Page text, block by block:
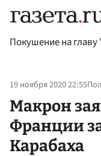
Покушение на
19 ноября 2020 22:55
Макрон
Франции
Карабаха